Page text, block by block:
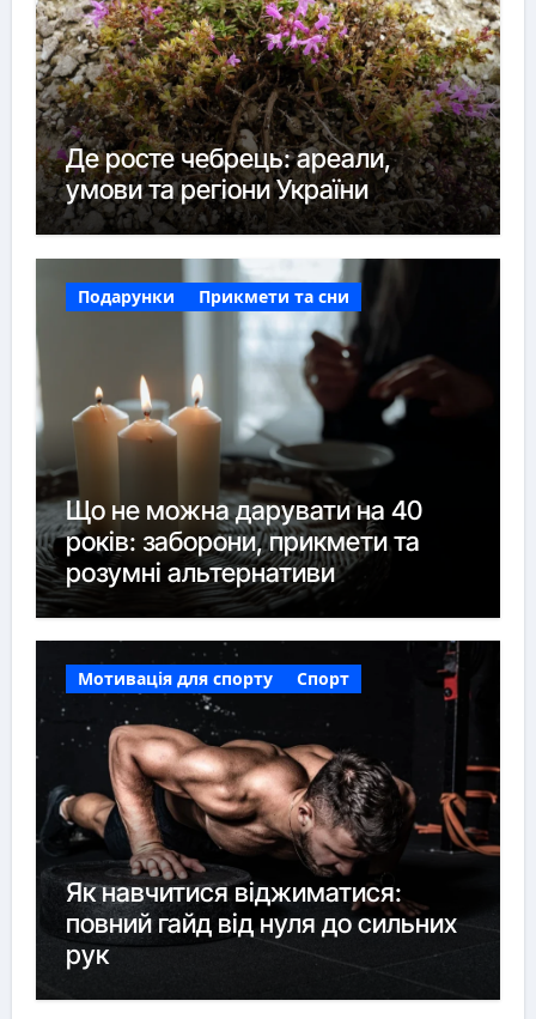
Де росте чебрець: ареали,
умови та регіони України
Подарунки Прикмети та сни
Що не можна дарувати на 40
років: заборони, прикмети та
розумні альтернативи
Мотивація для спорту Спорт
Як навчитися віджиматися:
повний гайд від нуля до сильних
рук